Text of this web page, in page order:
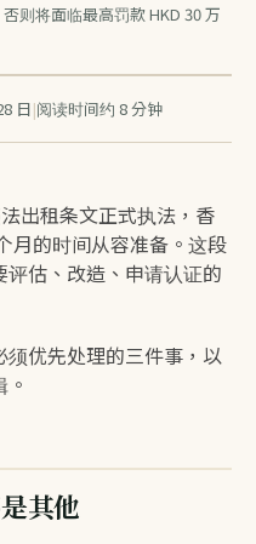
则将面临最高罚款 HKD 30 万
日|阅读时间约 8 分钟
出租条文正式执法，香
月的时间从容准备。这段
估、改造、申请认证的
优先处理的三件事，以
其他